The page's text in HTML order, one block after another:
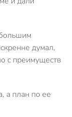
думал,
с преимуществ
а план по ее